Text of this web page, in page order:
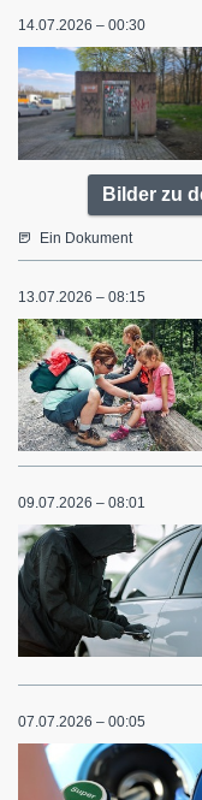
14.07.2026 – 00:30
Bilder zu
Ein Dokument
13.07.2026 – 08:15
09.07.2026 – 08:01
07.07.2026 – 00:05